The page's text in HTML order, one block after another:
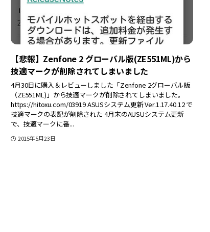
【悲報】Zenfone 2 グローバル版(ZE551ML)から
技適マークが削除されてしまいました
4月30日に購入＆レビューしました「Zenfone 2グローバル版
（ZE551ML)」から技適マークが削除されてしまいました。
https://hitoxu.com/03919 ASUSシステム更新 Ver.1.17.40.12 で
技適マークの表記が削除された 4月末のAUSUシステム更新
で、技適マークに番...
2015年5月23日